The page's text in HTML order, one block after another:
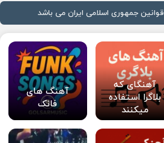
جمهوری اسلامی ایران می باشد
آهنگای که
بلاگرا استفاده
میکنند
آهنگ های
فانک